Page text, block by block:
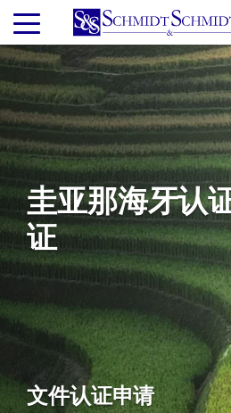
到
主
要
内
容
圭亚那海牙认
证
文件认证申请